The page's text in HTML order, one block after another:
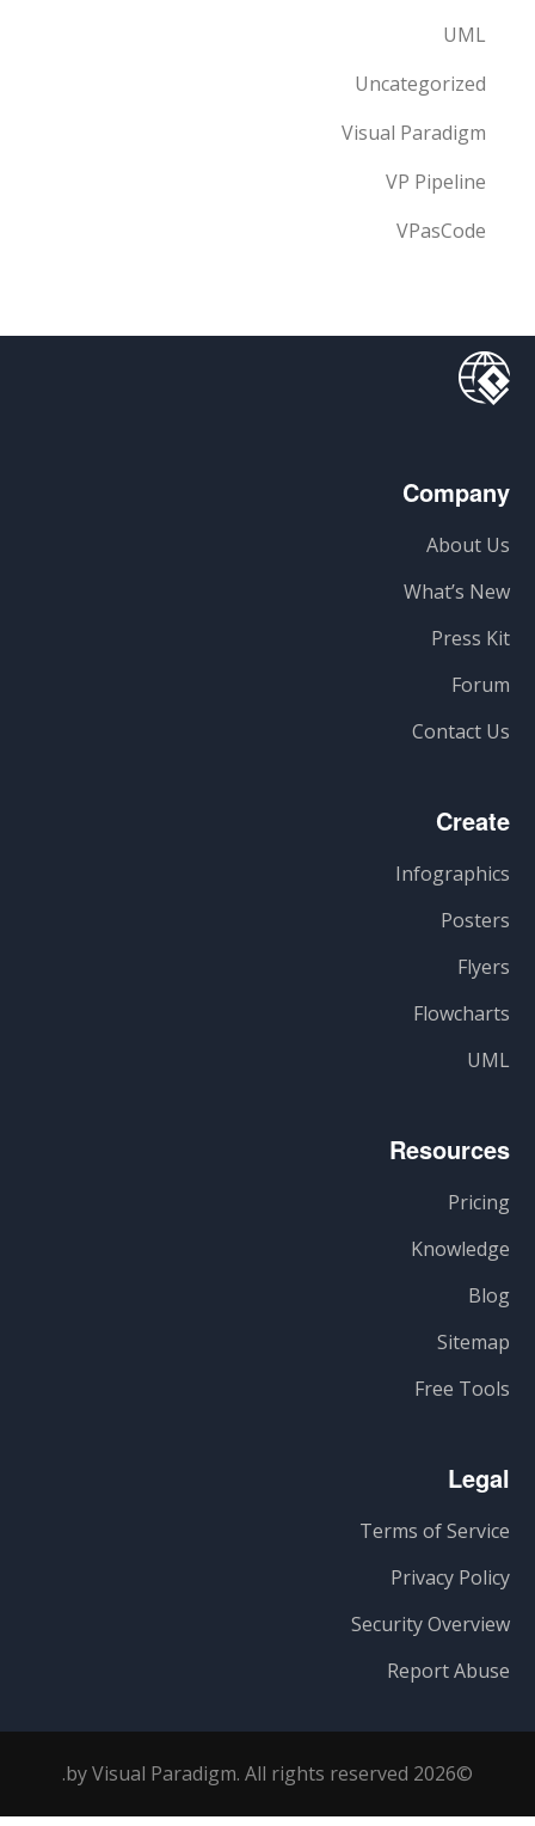
UML
Uncategorized
Visual Paradigm
VP Pipeline
VPasCode
Company
About Us
What’s New
Press Kit
Forum
Contact Us
Create
Infographics
Posters
Flyers
Flowcharts
UML
Resources
Pricing
Knowledge
Blog
Sitemap
Free Tools
Legal
Terms of Service
Privacy Policy
Security Overview
Report Abuse
©2026 by Visual Paradigm. All rights reserved.